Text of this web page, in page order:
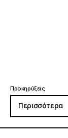
Προκηρύξεις
Περισσότερα